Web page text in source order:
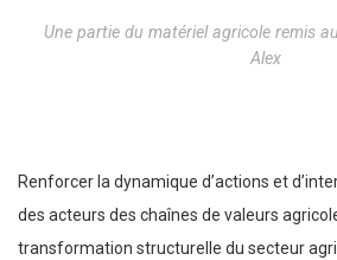
Une partie du matériel agricole remis
Alex
Renforcer la dynamique d’actions et
des acteurs des chaînes de valeurs
transformation structurelle du secteur